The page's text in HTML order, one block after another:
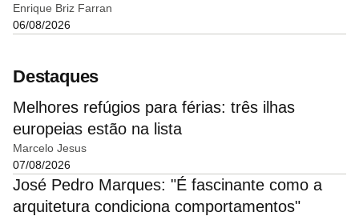
Enrique Briz Farran
06/08/2026
Destaques
Melhores refúgios para férias: três ilhas
europeias estão na lista
Marcelo Jesus
07/08/2026
José Pedro Marques: "É fascinante como a
arquitetura condiciona comportamentos"